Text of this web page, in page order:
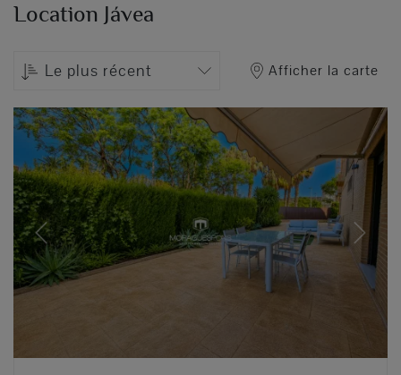
Location Jávea
Le plus récent Afficher la carte
Previous Next